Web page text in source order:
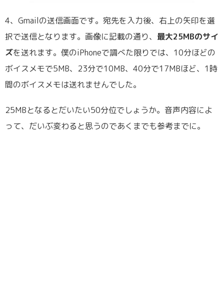
4、Gmailの送信画面です。宛先を入力後、右上の矢印を選
択で送信となります。画像に記載の通り、 最大25MBのサイ
ズを送れます。僕のiPhoneで調べた限りでは、10分ほどの
ボイスメモで5MB、23分で10MB、40分で17MBほど、1時
間のボイスメモは送れませんでした。
25MBとなるとだいたい50分位でしょうか。音声内容によ
って、だいぶ変わると思うのであくまでも参考までに。